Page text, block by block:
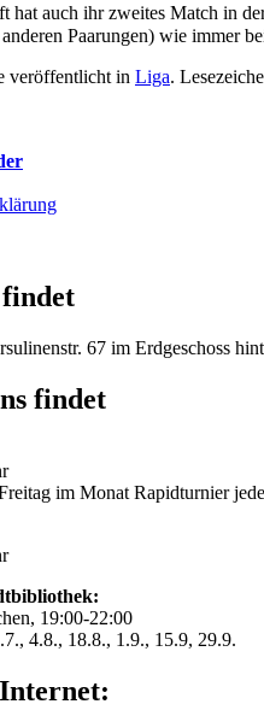
hat auch ihr zweites Match in
Paarungen) wie immer
veröffentlicht in Liga.
67 im Erdgeschoss
findet
im Monat Rapidturnier
19:00-22:00
4.8., 18.8., 1.9., 15.9, 29.9.